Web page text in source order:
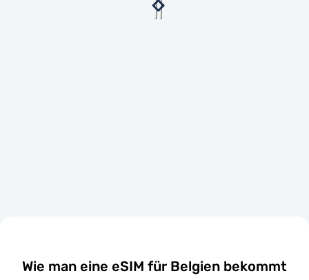
Wie man eine eSIM für Belgien bekommt